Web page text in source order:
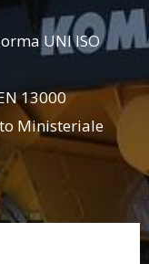
UNI ISO
13000
Ministeriale